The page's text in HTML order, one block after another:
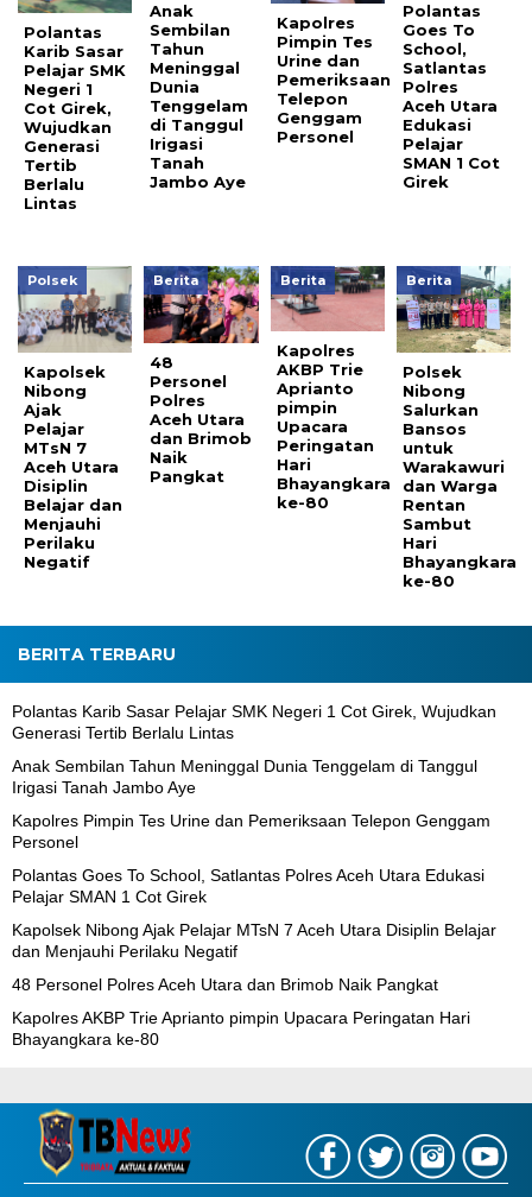
Polantas
Karib Sasar
Pelajar SMK
Negeri 1
Cot Girek,
Wujudkan
Generasi
Tertib
Berlalu
Lintas
Anak
Sembilan
Tahun
Meninggal
Dunia
Tenggelam
di Tanggul
Irigasi
Tanah
Jambo Aye
Kapolres
Pimpin Tes
Urine dan
Pemeriksaan
Telepon
Genggam
Personel
Polantas
Goes To
School,
Satlantas
Polres
Aceh Utara
Edukasi
Pelajar
SMAN 1 Cot
Girek
Polsek
Kapolsek
Nibong
Ajak
Pelajar
MTsN 7
Aceh Utara
Disiplin
Belajar dan
Menjauhi
Perilaku
Negatif
Berita
48
Personel
Polres
Aceh Utara
dan Brimob
Naik
Pangkat
Berita
Kapolres
AKBP Trie
Aprianto
pimpin
Upacara
Peringatan
Hari
Bhayangkara
ke-80
Berita
Polsek
Nibong
Salurkan
Bansos
untuk
Warakawuri
dan Warga
Rentan
Sambut
Hari
Bhayangkara
ke-80
BERITA TERBARU
Polantas Karib Sasar Pelajar SMK Negeri 1 Cot Girek, Wujudkan
Generasi Tertib Berlalu Lintas
Anak Sembilan Tahun Meninggal Dunia Tenggelam di Tanggul
Irigasi Tanah Jambo Aye
Kapolres Pimpin Tes Urine dan Pemeriksaan Telepon Genggam
Personel
Polantas Goes To School, Satlantas Polres Aceh Utara Edukasi
Pelajar SMAN 1 Cot Girek
Kapolsek Nibong Ajak Pelajar MTsN 7 Aceh Utara Disiplin Belajar
dan Menjauhi Perilaku Negatif
48 Personel Polres Aceh Utara dan Brimob Naik Pangkat
Kapolres AKBP Trie Aprianto pimpin Upacara Peringatan Hari
Bhayangkara ke-80